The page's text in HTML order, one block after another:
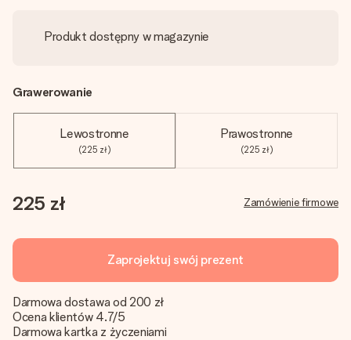
Produkt dostępny w magazynie
Grawerowanie
Lewostronne
(225 zł)
Prawostronne
(225 zł)
225 zł Zamówienie firmowe
Zaprojektuj swój prezent
Darmowa dostawa od 200 zł
Ocena klientów 4.7/5
Darmowa kartka z życzeniami